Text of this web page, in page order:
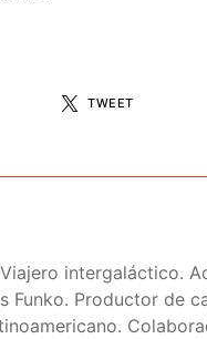
TWEET
intergaláctico.
Funko. Productor de